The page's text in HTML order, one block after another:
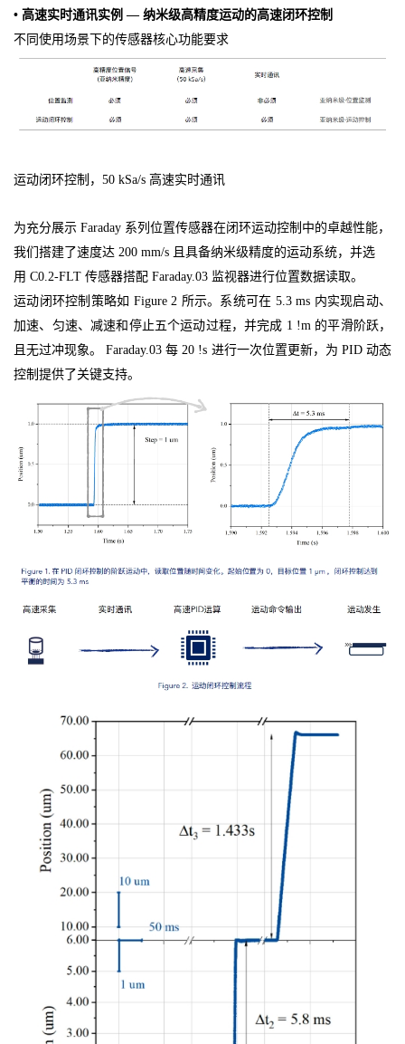
• 高速实时通讯实例 — 纳米级高精度运动的高速闭环控制
不同使用场景下的传感器核心功能要求
运动闭环控制， 50 kSa/s 高速实时通讯
为充分展示 Faraday 系列位置传感器在闭环运动控制中的卓越性能，
我们搭建了速度达 200 mm/s 且具备纳米级精度的运动系统，并选
用 C0.2-FLT 传感器搭配 Faraday.03 监视器进行位置数据读取。
运动闭环控制策略如 Figure 2 所示。系统可在 5.3 ms 内实现启动、
加速、匀速、减速和停止五个运动过程，并完成 1 !m 的平滑阶跃，
且无过冲现象。
Faraday.03每 20 !s 进行一次位置更新，为 PID 动态
控制提供了关键支持。